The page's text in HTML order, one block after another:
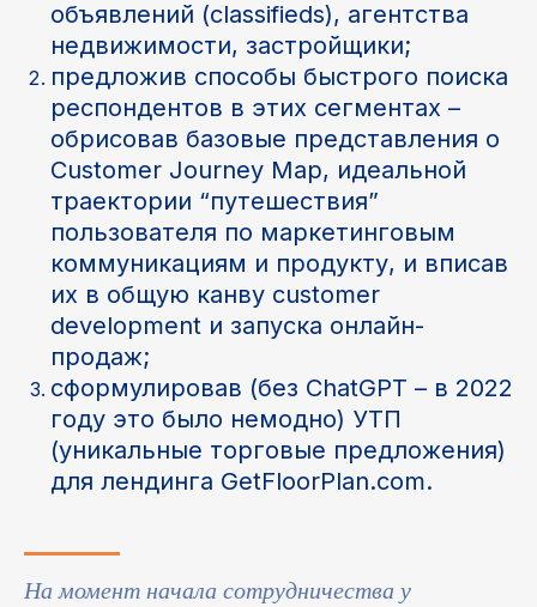
объявлений (classifieds), агентства
недвижимости, застройщики;
предложив способы быстрого поиска
респондентов в этих сегментах –
обрисовав базовые представления о
Customer Journey Map, идеальной
траектории “путешествия”
пользователя по маркетинговым
коммуникациям и продукту, и вписав
их в общую канву customer
development и запуска онлайн-
продаж;
сформулировав (без ChatGPT – в 2022
году это было немодно) УТП
(уникальные торговые предложения)
для лендинга GetFloorPlan.com.
На момент начала сотрудничества у